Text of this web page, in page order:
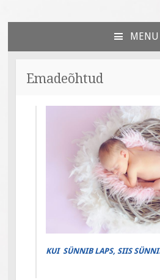
Väiksed
sünnitoetusega seotudMENU
CONTENT
Emadeõhtud
KUI SÜNNIB LAPS, SIIS